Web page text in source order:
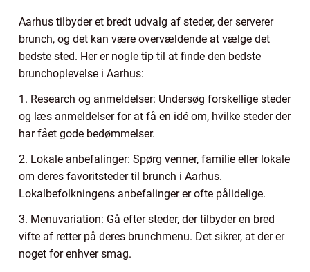
Aarhus tilbyder et bredt udvalg af steder, der serverer
brunch, og det kan være overvældende at vælge det
bedste sted. Her er nogle tip til at finde den bedste
brunchoplevelse i Aarhus:
1. Research og anmeldelser: Undersøg forskellige steder
og læs anmeldelser for at få en idé om, hvilke steder der
har fået gode bedømmelser.
2. Lokale anbefalinger: Spørg venner, familie eller lokale
om deres favoritsteder til brunch i Aarhus.
Lokalbefolkningens anbefalinger er ofte pålidelige.
3. Menuvariation: Gå efter steder, der tilbyder en bred
vifte af retter på deres brunchmenu. Det sikrer, at der er
noget for enhver smag.